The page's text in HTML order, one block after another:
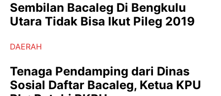
Sembilan Bacaleg Di Bengkulu
Utara Tidak Bisa Ikut Pileg 2019
DAERAH
Tenaga Pendamping dari Dinas
Sosial Daftar Bacaleg, Ketua KPU